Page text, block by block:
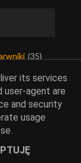
(35)
(70)
its services
user-agent are
and security
usage